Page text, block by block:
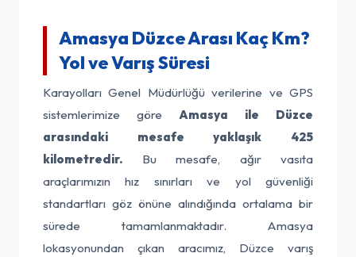
Amasya Düzce Arası Kaç Km?
Yol ve Varış Süresi
Karayolları Genel Müdürlüğü verilerine ve GPS
sistemlerimize göre Amasya ile Düzce
arasındaki mesafe yaklaşık 425
kilometredir. Bu mesafe, ağır vasıta
araçlarımızın hız sınırları ve yol güvenliği
standartları göz önüne alındığında ortalama bir
sürede tamamlanmaktadır. Amasya
lokasyonundan çıkan aracımız, Düzce varış